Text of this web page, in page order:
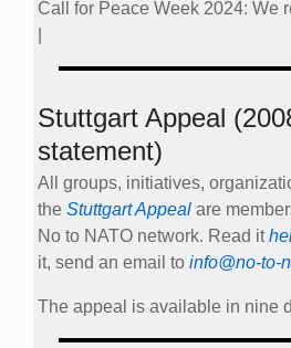
Call for Peace Week 2024: We
Stuttgart Appeal
statement)
All groups, initiatives,
the Stuttgart Appeal are
No to NATO network. Read it
it, send an email to info@no-to-
The appeal is available in nine